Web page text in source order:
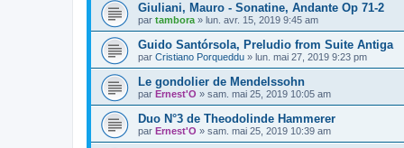
Giuliani, Mauro - Sonatine, Andante Op 71-2
par tambora » lun. avr. 15, 2019 9:45 am
Guido Santórsola, Preludio from Suite Antiga
par Cristiano Porqueddu » lun. mai 27, 2019 9:23 pm
Le gondolier de Mendelssohn
par Ernest'O » sam. mai 25, 2019 10:05 am
Duo N°3 de Theodolinde Hammerer
par Ernest'O » sam. mai 25, 2019 10:39 am